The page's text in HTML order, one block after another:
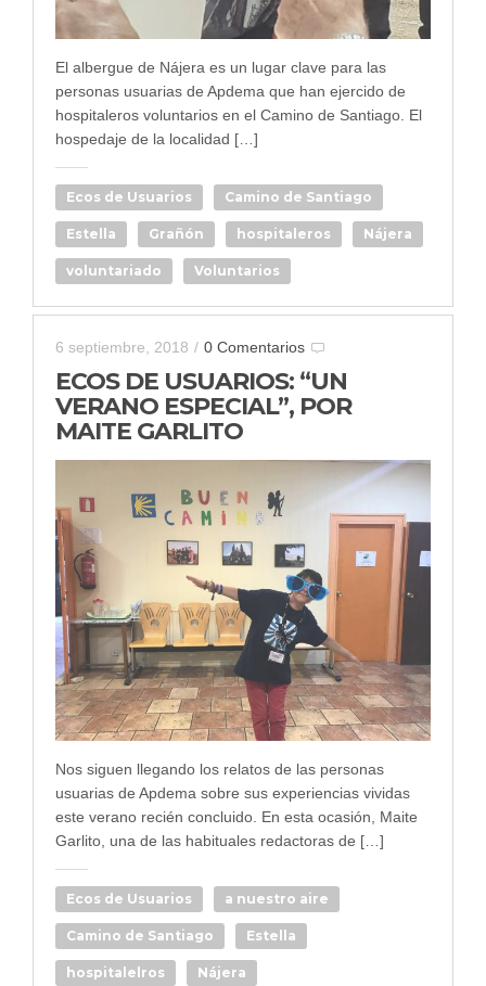
El albergue de Nájera es un lugar clave para las
personas usuarias de Apdema que han ejercido de
hospitaleros voluntarios en el Camino de Santiago. El
hospedaje de la localidad […]
Ecos de Usuarios Camino de Santiago
Estella Grañón hospitaleros Nájera
voluntariado Voluntarios
6 septiembre, 2018 / 0 Comentarios
ECOS DE USUARIOS: “UN
VERANO ESPECIAL”, POR
MAITE GARLITO
Nos siguen llegando los relatos de las personas
usuarias de Apdema sobre sus experiencias vividas
este verano recién concluido. En esta ocasión, Maite
Garlito, una de las habituales redactoras de […]
Ecos de Usuarios a nuestro aire
Camino de Santiago Estella
hospitalelros Nájera